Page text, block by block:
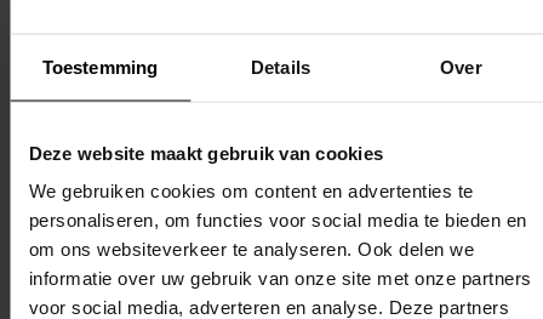
Toestemming Details Over
Deze website maakt gebruik van cookies
We gebruiken cookies om content en advertenties te
personaliseren, om functies voor social media te bieden en
om ons websiteverkeer te analyseren. Ook delen we
informatie over uw gebruik van onze site met onze partners
voor social media, adverteren en analyse. Deze partners
Engels, rekenen/wiskunde, oriëntatie op jezelf en de
wereld, kunstzinnige oriëntatie en bewegingsonderwijs –
kerndoelen vastgesteld. De kerndoelen beschrijven globaal
wat een school tot en met groep 8 in elk geval moet
aanbieden aan de leerling. Dit is vastgelegd in hetBesluit
vernieuwde kerndoelen WPO.